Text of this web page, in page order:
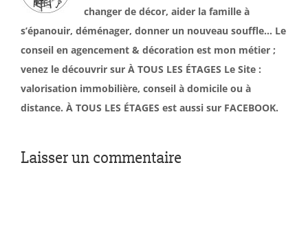
changer de décor, aider la famille à
s’épanouir, déménager, donner un nouveau souffle… Le
conseil en agencement & décoration est mon métier ;
venez le découvrir sur À TOUS LES ÉTAGES Le Site :
valorisation immobilière, conseil à domicile ou à
distance. À TOUS LES ÉTAGES est aussi sur FACEBOOK.
Laisser un commentaire